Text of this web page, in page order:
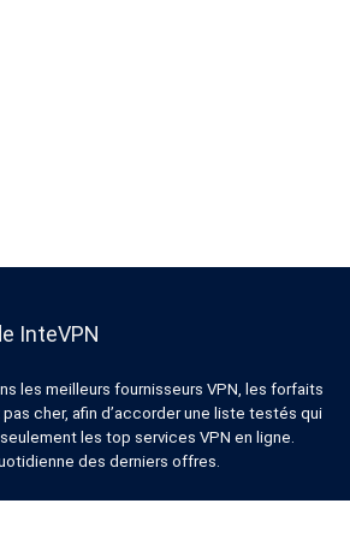
InteVPN
les meilleurs fournisseurs VPN, les forfaits
cher, afin d’accorder une liste testés qui
les top services VPN en ligne.
des derniers offres.